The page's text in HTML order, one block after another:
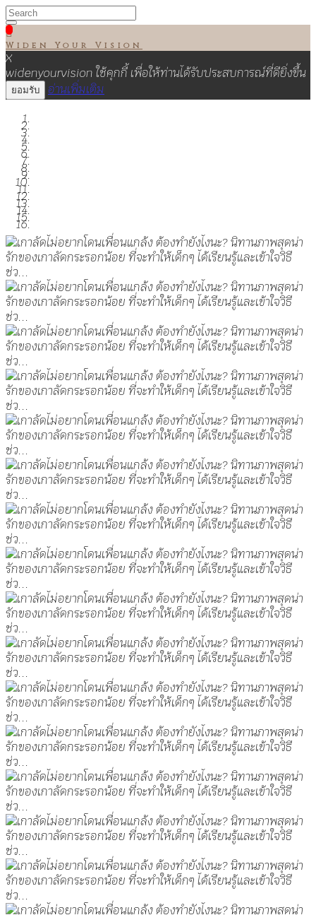

Widen Your Vision
X
widenyourvision ใช้คุกกี้ เพื่อให้ท่านได้รับประสบการณ์ที่ดียิ่งขึ้น
ยอมรับ อ่านเพิ่มเติม